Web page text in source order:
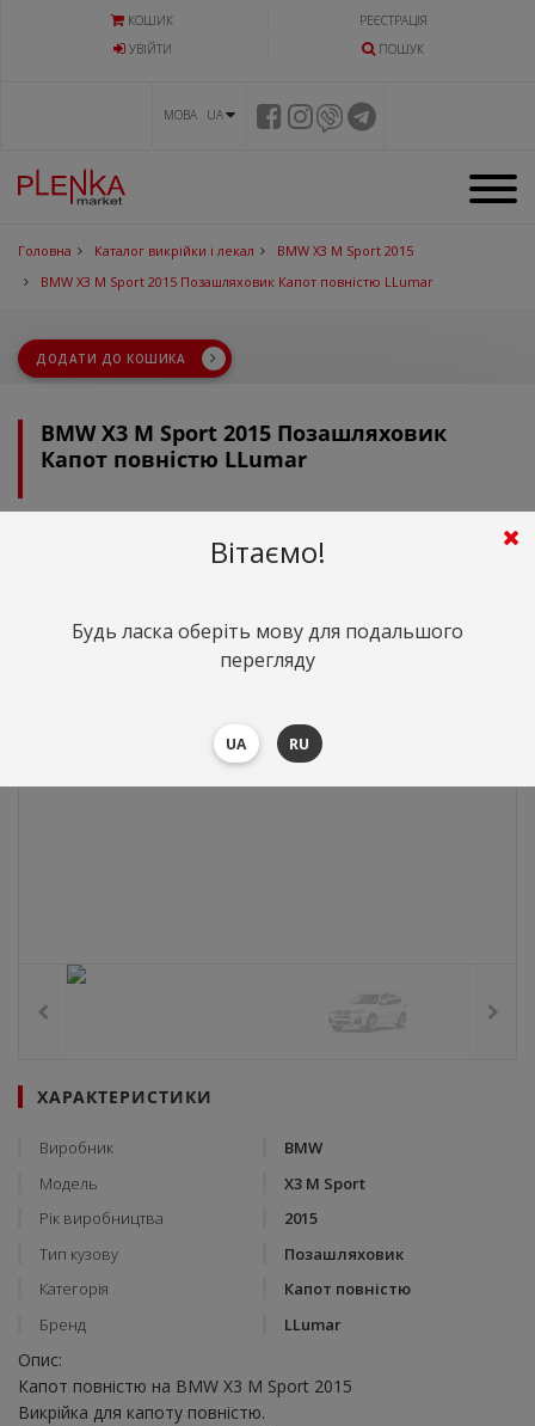
КОШИК
РЕЄСТРАЦІЯ
УВIЙТИ
ПОШУК
МОВА UA
Головна Каталог викрійки і лекал
BMW X3 M Sport 2015
BMW X3 M Sport 2015 Позашляховик Капот повністю LLumar
ДОДАТИ ДО КОШИКА
BMW X3 M Sport 2015 Позашляховик
Капот повністю LLumar
грн.($0)
ХАРАКТЕРИСТИКИ
Виробник
BMW
Модель
X3 M Sport
Рік виробництва
2015
Тип кузову
Позашляховик
Категорія
Капот повністю
Бренд
LLumar
Опис:
Капот повністю на BMW X3 M Sport 2015
Викрійка для капоту повністю.
Вітаємо!
Будь ласка оберіть мову для подальшого
перегляду
UA RU